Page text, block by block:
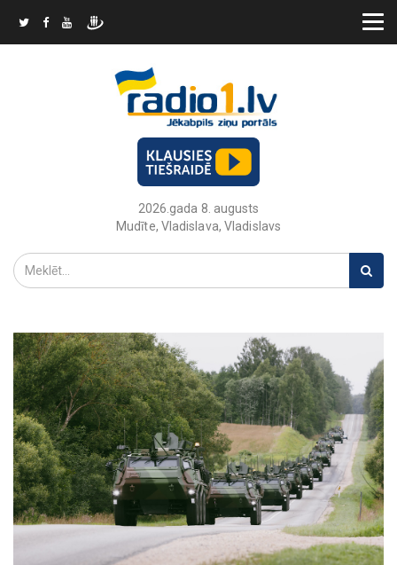
2026.gada 8. augusts
Mudīte, Vladislava, Vladislavs